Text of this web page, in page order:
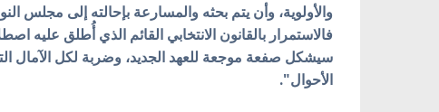
والأولوية، وأن يتم بحثه والمسارعة بإحالته إلى مجلس
سيشكل صفعة موجعة للعهد الجديد، وضربة لكل الآمال
الأحوال".